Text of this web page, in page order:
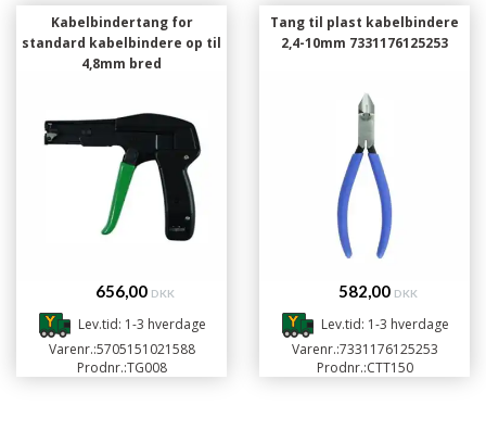
Kabelbindertang for
standard kabelbindere op til
4,8mm bred
656,00 DKK
Lev.tid: 1-3 hverdage
Varenr.:5705151021588
Prodnr.:TG008
Tang til plast kabelbindere
2,4-10mm 7331176125253
582,00 DKK
Lev.tid: 1-3 hverdage
Varenr.:7331176125253
Prodnr.:CTT150